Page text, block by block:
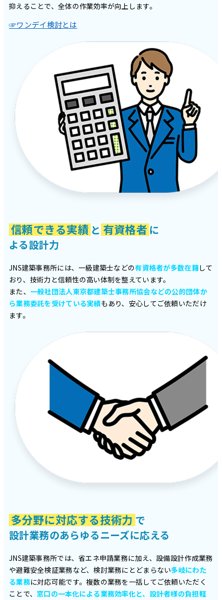
抑えることで、全体の作業効率が向上します。
☞ワンデイ検討とは
信頼できる実績 と 有資格者 に
よる設計力
JNS建築事務所には、一級建築士などの有資格者が多数在籍して
おり、技術力と信頼性の高い体制を整えています。
また、 一般社団法人東京都建築士事務所協会などの公的団体か
ら業務委託を受けている実績もあり、安心してご依頼いただけ
ます。
多分野に対応する技術力 で
設計業務のあらゆるニーズに応える
JNS建築事務所では、省エネ申請業務に加え、設備設計作成業務
や避難安全検証業務など、検討業務にとどまらない多岐にわた
る業務に対応可能です。複数の業務を一括してご依頼いただく
ことで、窓口の一本化による業務効率化と、設計者様の負担軽